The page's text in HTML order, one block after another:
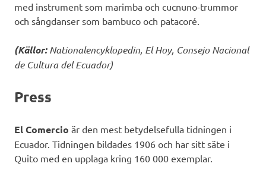
med instrument som marimba och cucnuno-trummor
och sångdanser som bambuco och patacoré.
(Källor:Nationalencyklopedin, El Hoy, Consejo Nacional
de Cultura del Ecuador)
Press
El Comercio är den mest betydelsefulla tidningen i
Ecuador. Tidningen bildades 1906 och har sitt säte i
Quito med en upplaga kring 160 000 exemplar.